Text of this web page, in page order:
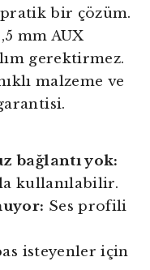
bir çözüm.
mm AUX
gerektirmez.
malzeme ve
bağlantı yok:
kullanılabilir.
Ses profili
isteyenler için